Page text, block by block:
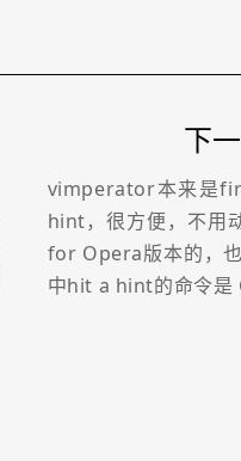
下
vimperator本来是
hint，很方便，不用
for Opera版本的，
中hit a hint的命令